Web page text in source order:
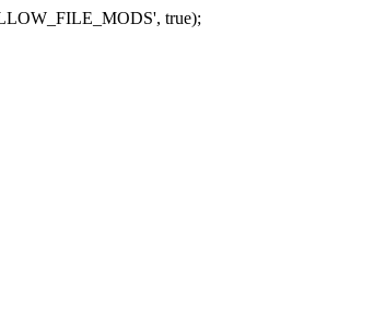
true);